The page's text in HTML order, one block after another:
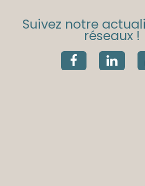
Suivez notre
réseaux !